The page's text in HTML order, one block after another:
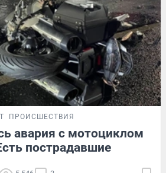
ПРОИСШЕСТВИЯ
авария с мотоциклом
пострадавшие